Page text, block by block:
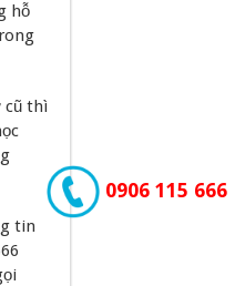
hỗ
cũ thì
tin
0906 115 666